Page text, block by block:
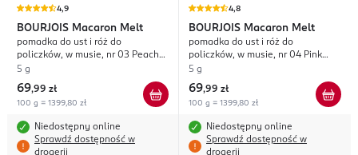
4,9
BOURJOIS Macaron Melt
pomadka do ust i róż do
policzków, w musie, nr 03 Peach
Tatin
5 g
69,99 zł
100 g = 1399,80 zł
Niedostępny online
Sprawdź dostępność w
drogerii
4,8
BOURJOIS Macaron Melt
pomadka do ust i róż do
policzków, w musie, nr 04 Pink
Guava
5 g
69,99 zł
100 g = 1399,80 zł
Niedostępny online
Sprawdź dostępność w
drogerii